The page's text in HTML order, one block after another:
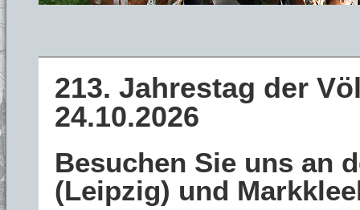
213. Jahrestag der
24.10.2026
Besuchen Sie uns an
(Leipzig) und